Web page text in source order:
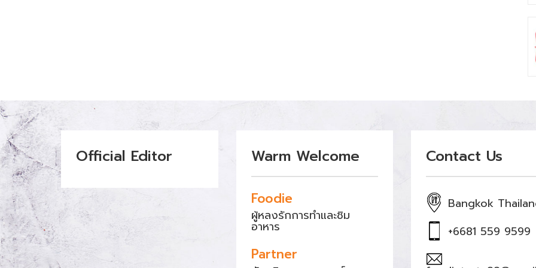
Official Editor Warm Welcome
Foodie
ผู้หลงรักการทำและชิม
อาหาร
Partner
Contact Us
Bangkok
+6681 559 9599